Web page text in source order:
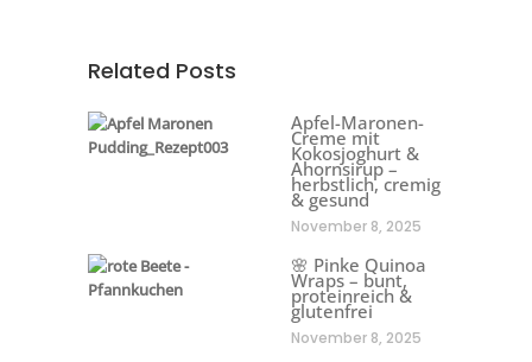
Related Posts
Apfel-Maronen-
Creme mit
Kokosjoghurt &
Ahornsirup –
herbstlich, cremig
& gesund
November 8, 2025
🌸 Pinke Quinoa
Wraps – bunt,
proteinreich &
glutenfrei
November 8, 2025